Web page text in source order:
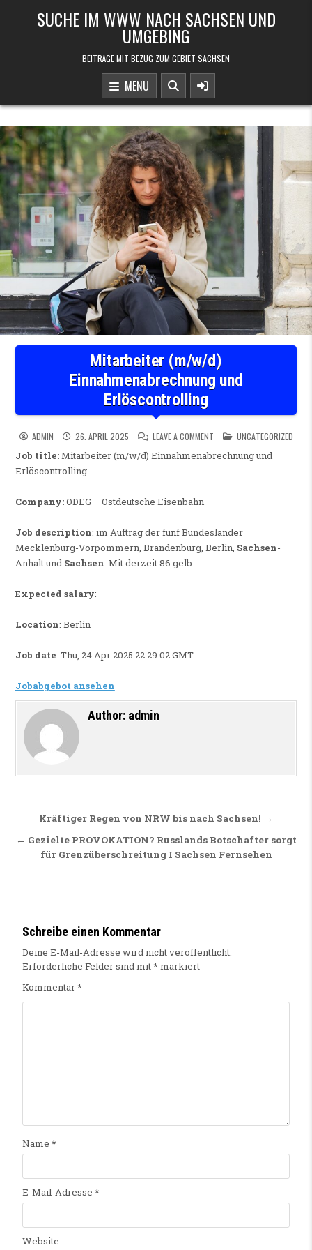
SUCHE IM WWW NACH SACHSEN UND
UMGEBING
BEITRÄGE MIT BEZUG ZUM GEBIET SACHSEN
MENU
Mitarbeiter (m/w/d)
Einnahmenabrechnung und
Erlöscontrolling
ADMIN 26. APRIL 2025 LEAVE A COMMENTON MITARBEITER (M/W/D)
POSTED IN
UNCATEGORIZED
Job title:Mitarbeiter (m/w/d) Einnahmenabrechnung und
Erlöscontrolling
Company:ODEG – Ostdeutsche Eisenbahn
Job description: im Auftrag der fünf Bundesländer
Mecklenburg-Vorpommern, Brandenburg, Berlin, Sachsen-
Anhalt und Sachsen. Mit derzeit 86 gelb…
Expected salary:
Location: Berlin
Job date: Thu, 24 Apr 2025 22:29:02 GMT
Jobabgebot ansehen
Author: admin
Beitragsnavigation
Kräftiger Regen von NRW bis nach Sachsen! →
← Gezielte PROVOKATION? Russlands Botschafter sorgt
für Grenzüberschreitung I Sachsen Fernsehen
Schreibe einen Kommentar
Deine E-Mail-Adresse wird nicht veröffentlicht.
Erforderliche Felder sind mit* markiert
Kommentar*
Name *
E-Mail-Adresse *
Website